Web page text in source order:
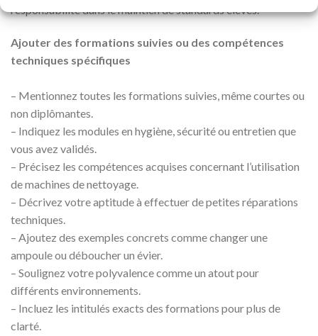
responsabilité dans le maintien de standards élevés.
Ajouter des formations suivies ou des compétences
techniques spécifiques
– Mentionnez toutes les formations suivies, même courtes ou
non diplômantes.
– Indiquez les modules en hygiène, sécurité ou entretien que
vous avez validés.
– Précisez les compétences acquises concernant l’utilisation
de machines de nettoyage.
– Décrivez votre aptitude à effectuer de petites réparations
techniques.
– Ajoutez des exemples concrets comme changer une
ampoule ou déboucher un évier.
– Soulignez votre polyvalence comme un atout pour
différents environnements.
– Incluez les intitulés exacts des formations pour plus de
clarté.